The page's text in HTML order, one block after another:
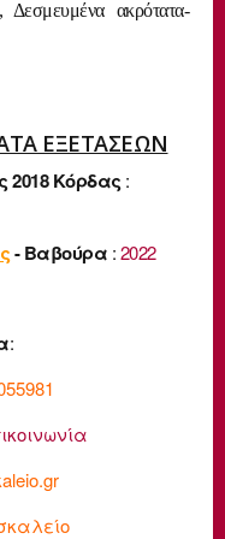
ακρότατα-
ΕΞΕΤΑΣΕΩΝ
2018 Κόρδας :
- Βαβούρα :2022
: